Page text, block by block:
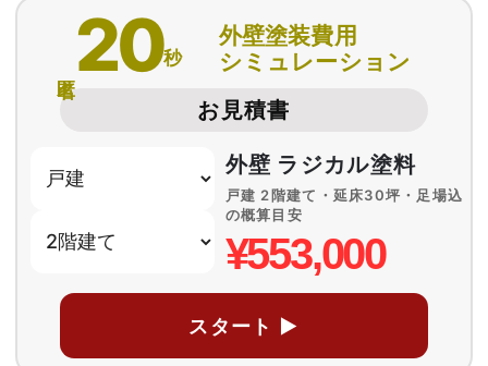
20秒
外壁塗装費用
シミュレーション
お見積書
外壁 ラジカル塗料
戸建 2階建て・延床30坪・足場込
の概算目安
¥553,000
スタート ▶